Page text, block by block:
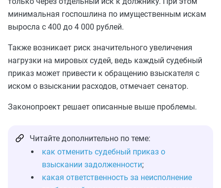
минимальная госпошлина по имущественным искам
выросла с 400 до 4 000 рублей.
Также возникает риск значительного увеличения
нагрузки на мировых судей, ведь каждый судебный
приказ может привести к обращению взыскателя с
иском о взыскании расходов, отмечает сенатор.
Законопроект решает описанные выше проблемы.
Читайте дополнительно по теме:
как отменить судебный приказ о
взыскании задолженности;
какая ответственность за неисполнение